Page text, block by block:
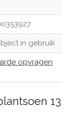
in gebruik
opvragen
13